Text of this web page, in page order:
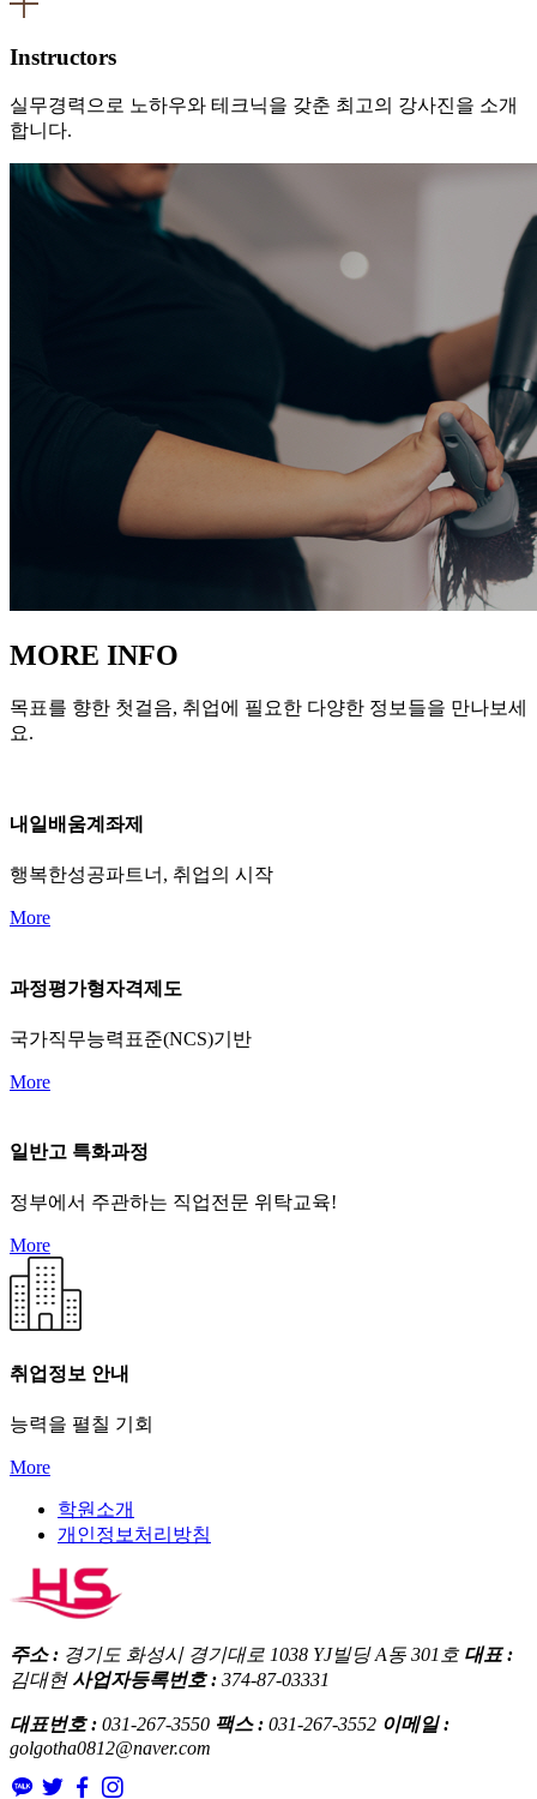
Instructors
실무경력으로 노하우와 테크닉을 갖춘 최고의 강사진을 소개
합니다.
MORE INFO
목표를 향한 첫걸음, 취업에 필요한 다양한 정보들을 만나보세
요.
내일배움계좌제
행복한성공파트너, 취업의 시작
More
과정평가형자격제도
국가직무능력표준(NCS)기반
More
일반고 특화과정
정부에서 주관하는 직업전문 위탁교육!
More
취업정보 안내
능력을 펼칠 기회
More
학원소개
개인정보처리방침
주소 : 경기도 화성시 경기대로 1038 YJ빌딩 A동 301호 대표 :
김대현 사업자등록번호 : 374-87-03331
대표번호 : 031-267-3550 팩스 : 031-267-3552 이메일 :
golgotha0812@naver.com